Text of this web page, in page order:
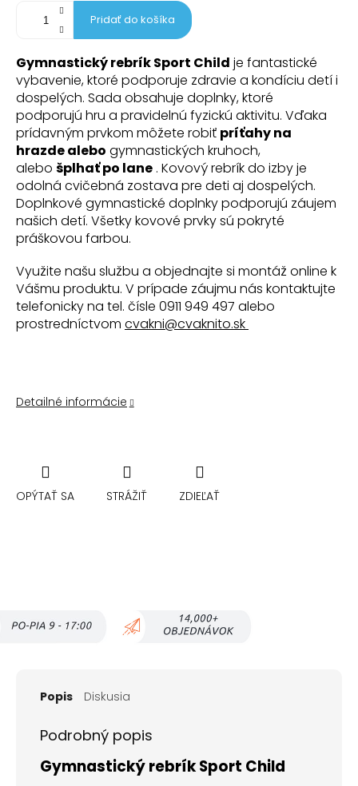
Pridať do košíka
Gymnastický rebrík Sport Child je fantastické
vybavenie, ktoré podporuje zdravie a kondíciu detí i
dospelých. Sada obsahuje doplnky, ktoré
podporujú hru a pravidelnú fyzickú aktivitu. Vďaka
prídavným prvkom môžete robiť príťahy na
hrazde alebo gymnastických kruhoch,
alebo šplhať po lane . Kovový rebrík do izby je
odolná cvičebná zostava pre deti aj dospelých.
Doplnkové gymnastické doplnky podporujú záujem
našich detí. Všetky kovové prvky sú pokryté
práškovou farbou.
Využite našu službu a objednajte si montáž online k
Vášmu produktu. V prípade záujmu nás kontaktujte
telefonicky na tel. čísle 0911 949 497 alebo
prostredníctvom cvakni@cvaknito.sk
Detailné informácie
OPÝTAŤ SA STRÁŽIŤ ZDIEĽAŤ
Popis Diskusia
Podrobný popis
Gymnastický rebrík Sport Child